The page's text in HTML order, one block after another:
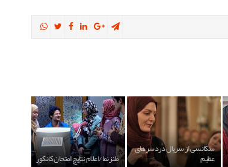
سکانسی از سریال دردسرهای
عظیم طنزنما/اعلام نتایج امتحان کانکور